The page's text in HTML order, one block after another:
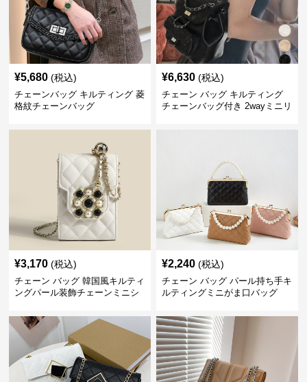
¥5,680 (税込)
チェーンバッグ キルティング 菱
格紋チェーンバッグ
¥6,630 (税込)
チェーン バッグ キルティング
チェーンバッグ付き 2wayミニリ
¥3,170 (税込)
チェーン バッグ 韓国風キルティ
ングパール装飾チェーンミニシ
¥2,240 (税込)
チェーン バッグ パール持ち手キ
ルティングミニがま口バッグ